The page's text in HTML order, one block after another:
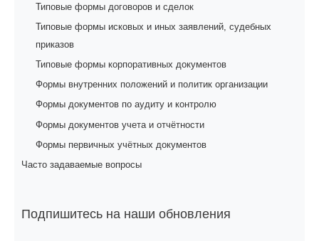
Типовые формы договоров и сделок
Типовые формы исковых и иных заявлений, судебных
приказов
Типовые формы корпоративных документов
Формы внутренних положений и политик организации
Формы документов по аудиту и контролю
Формы документов учета и отчётности
Формы первичных учётных документов
Часто задаваемые вопросы
Подпишитесь на наши обновления